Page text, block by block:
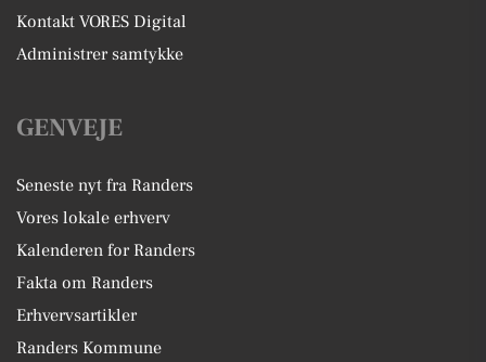
Kontakt VORES Digital
Administrer samtykke
GENVEJE
Seneste nyt fra Randers
Vores lokale erhverv
Kalenderen for Randers
Fakta om Randers
Erhvervsartikler
Randers Kommune